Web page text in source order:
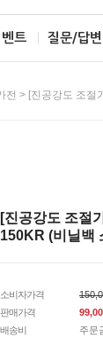
트 질문/답변
전 > [진공강도 조절
[진공강도 조절
150KR (비닐백
소비자가격
판매가격
배송비
주문